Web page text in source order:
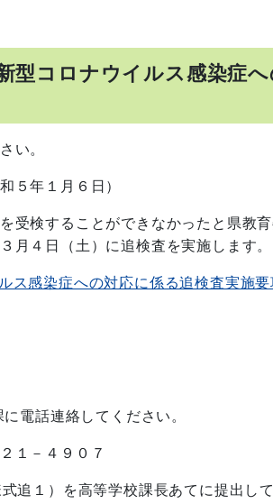
型コロナウイルス感染症へ
い。
５年１月６日）
受検することができなかったと県教育
月４日（土）に追検査を実施します。
ス感染症への対応に係る追検査実施要
電話連絡してください。
－４９０７
１）を高等学校課長あてに提出し